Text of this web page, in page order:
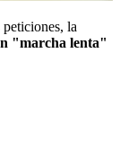
peticiones, la
"marcha lenta"